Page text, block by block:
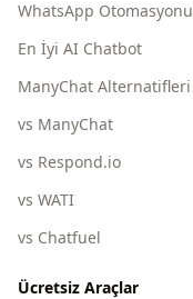
WhatsApp Otomasyonu
En İyi AI Chatbot
ManyChat Alternatifleri
vs ManyChat
vs Respond.io
vs WATI
vs Chatfuel
Ücretsiz Araçlar